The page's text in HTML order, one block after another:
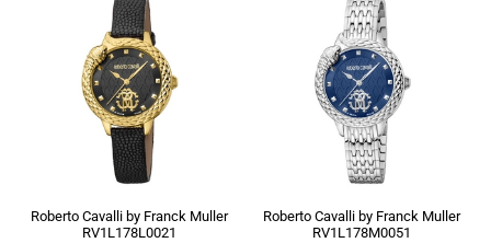
Roberto Cavalli by Franck Muller
RV1L178L0021
Roberto Cavalli by Franck Muller
RV1L178M0051